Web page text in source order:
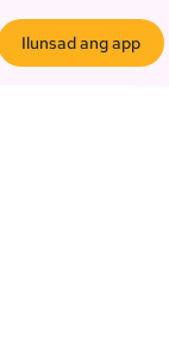
Ilunsad ang app